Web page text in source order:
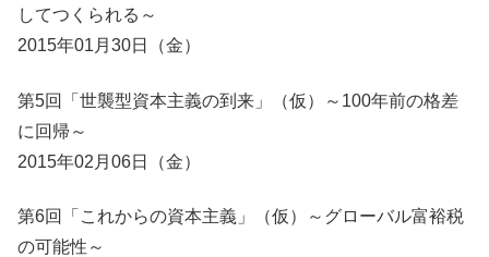
してつくられる～
2015年01月30日（金）
第5回「世襲型資本主義の到来」（仮）～100年前の格差
に回帰～
2015年02月06日（金）
第6回「これからの資本主義」（仮）～グローバル富裕税
の可能性～